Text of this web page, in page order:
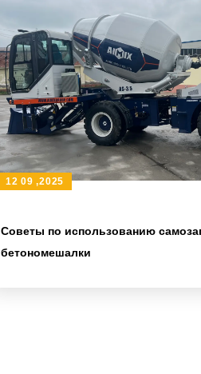
Советы по использованию
бетономешалки
12 09 ,2025